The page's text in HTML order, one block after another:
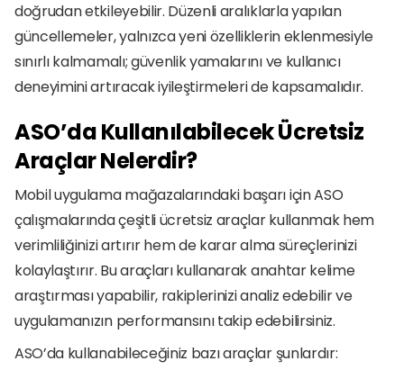
doğrudan etkileyebilir. Düzenli aralıklarla yapılan
güncellemeler, yalnızca yeni özelliklerin eklenmesiyle
sınırlı kalmamalı; güvenlik yamalarını ve kullanıcı
deneyimini artıracak iyileştirmeleri de kapsamalıdır.
ASO’da Kullanılabilecek Ücretsiz
Araçlar Nelerdir?
Mobil uygulama mağazalarındaki başarı için ASO
çalışmalarında çeşitli ücretsiz araçlar kullanmak hem
verimliliğinizi artırır hem de karar alma süreçlerinizi
kolaylaştırır. Bu araçları kullanarak anahtar kelime
araştırması yapabilir, rakiplerinizi analiz edebilir ve
uygulamanızın performansını takip edebilirsiniz.
ASO’da kullanabileceğiniz bazı araçlar şunlardır: